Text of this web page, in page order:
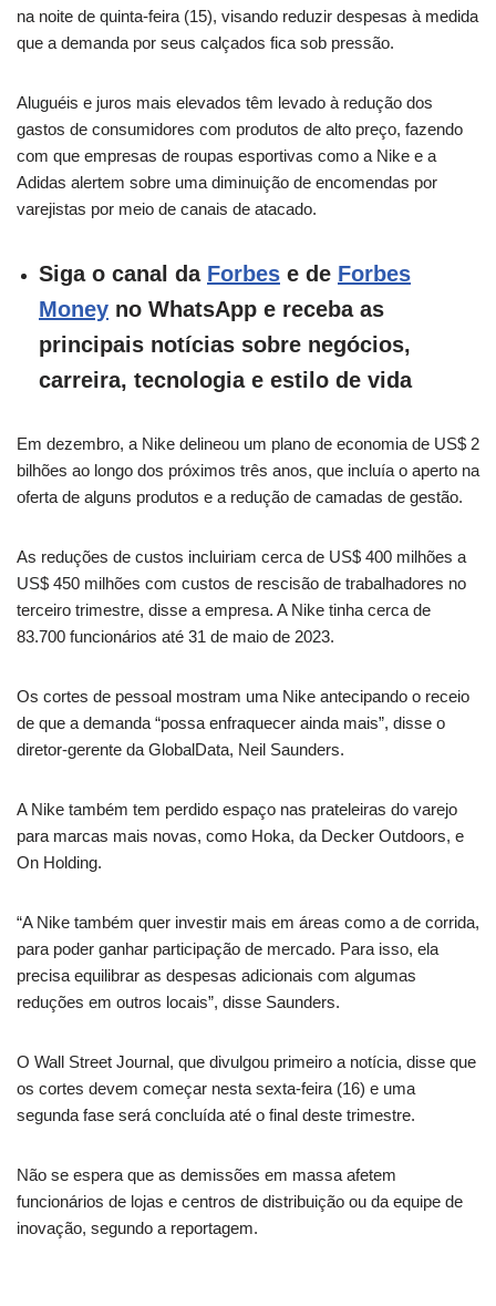
na noite de quinta-feira (15), visando reduzir despesas à medida
que a demanda por seus calçados fica sob pressão.
Aluguéis e juros mais elevados têm levado à redução dos
gastos de consumidores com produtos de alto preço, fazendo
com que empresas de roupas esportivas como a Nike e a
Adidas alertem sobre uma diminuição de encomendas por
varejistas por meio de canais de atacado.
Siga o canal da Forbes e de Forbes
Money no WhatsApp e receba as
principais notícias sobre negócios,
carreira, tecnologia e estilo de vida
Em dezembro, a Nike delineou um plano de economia de US$ 2
bilhões ao longo dos próximos três anos, que incluía o aperto na
oferta de alguns produtos e a redução de camadas de gestão.
As reduções de custos incluiriam cerca de US$ 400 milhões a
US$ 450 milhões com custos de rescisão de trabalhadores no
terceiro trimestre, disse a empresa. A Nike tinha cerca de
83.700 funcionários até 31 de maio de 2023.
Os cortes de pessoal mostram uma Nike antecipando o receio
de que a demanda “possa enfraquecer ainda mais”, disse o
diretor-gerente da GlobalData, Neil Saunders.
A Nike também tem perdido espaço nas prateleiras do varejo
para marcas mais novas, como Hoka, da Decker Outdoors, e
On Holding.
“A Nike também quer investir mais em áreas como a de corrida,
para poder ganhar participação de mercado. Para isso, ela
precisa equilibrar as despesas adicionais com algumas
reduções em outros locais”, disse Saunders.
O Wall Street Journal, que divulgou primeiro a notícia, disse que
os cortes devem começar nesta sexta-feira (16) e uma
segunda fase será concluída até o final deste trimestre.
Não se espera que as demissões em massa afetem
funcionários de lojas e centros de distribuição ou da equipe de
inovação, segundo a reportagem.